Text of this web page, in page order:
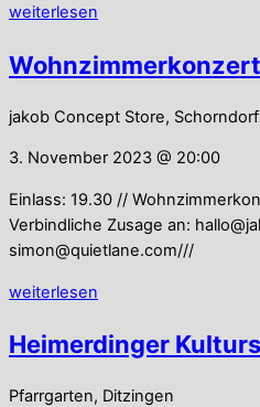
weiterlesen
jakob Concept Store, Schorndorf
3. November 2023 @ 20:00
Einlass: 19.30 //
Verbindliche Zusage an:
simon@quietlane.com///
weiterlesen
Heimerdinger
Pfarrgarten, Ditzingen